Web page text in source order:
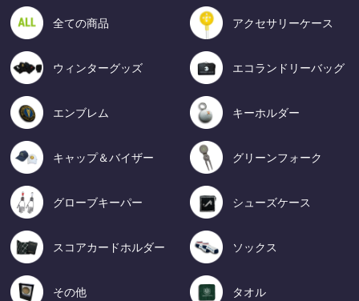
全ての商品 アクセサリーケース
ウィンターグッズ エコランドリーバッグ
エンブレム キーホルダー
キャップ＆バイザー グリーンフォーク
グローブキーパー シューズケース
スコアカードホルダー ソックス
その他 タオル